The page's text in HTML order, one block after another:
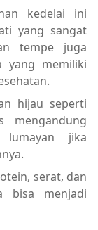
kedelai ini
yang sangat
tempe juga
yang memiliki
hijau seperti
mengandung
jika
serat, dan
bisa menjadi